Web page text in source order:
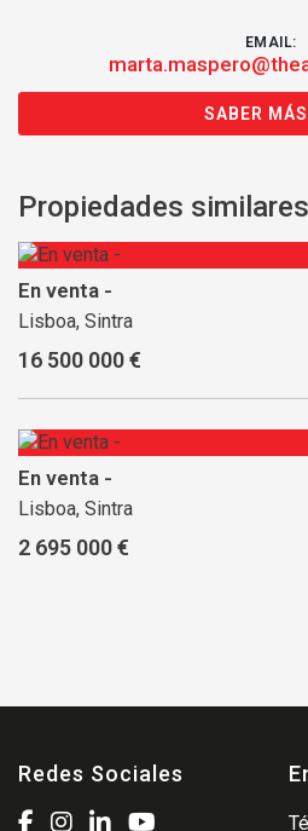
EMAIL:
SABER MÁS
Propiedades similares
En venta -
Lisboa, Sintra
16 500 000 €
En venta -
Lisboa, Sintra
2 695 000 €
Redes Sociales